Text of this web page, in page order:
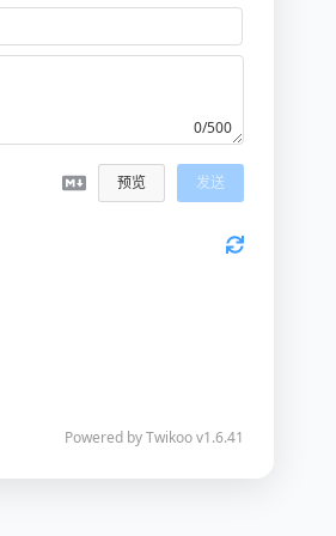
0/500
预览 发送
Powered byTwikoov1.6.41